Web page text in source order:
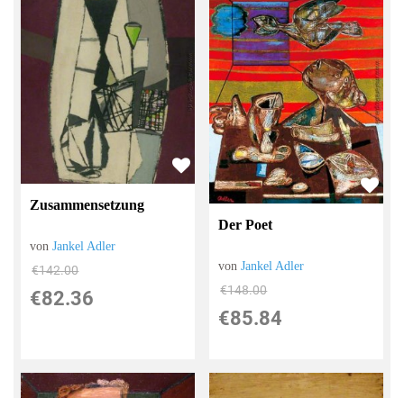
Zusammensetzung
vonJankel Adler
€142.00
€82.36
Der Poet
vonJankel Adler
€148.00
€85.84